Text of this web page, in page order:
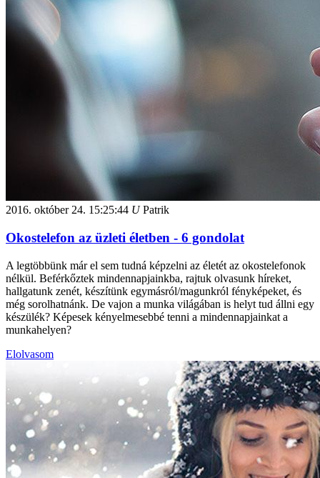
2016. október 24. 15:25:44 UPatrik
Okostelefon az üzleti életben - 6 gondolat
A legtöbbünk már el sem tudná képzelni az életét az okostelefonok
nélkül. Beférkőztek mindennapjainkba, rajtuk olvasunk híreket,
hallgatunk zenét, készítünk egymásról/magunkról fényképeket, és
még sorolhatnánk. De vajon a munka világában is helyt tud állni egy
készülék? Képesek kényelmesebbé tenni a mindennapjainkat a
munkahelyen?
Elolvasom